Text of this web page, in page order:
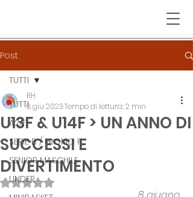
Post
TUTTI
A2/F
SERIE B / PROMO F
SENIOR MASCHILE
UNDER
TUTTI
U13F & U14F > UN ANNO DI
SUCCESSI E
DIVERTIMENTO
RH
8 giu 2023Tempo di lettura: 2 min
Valutazione NaN stelle su 5.